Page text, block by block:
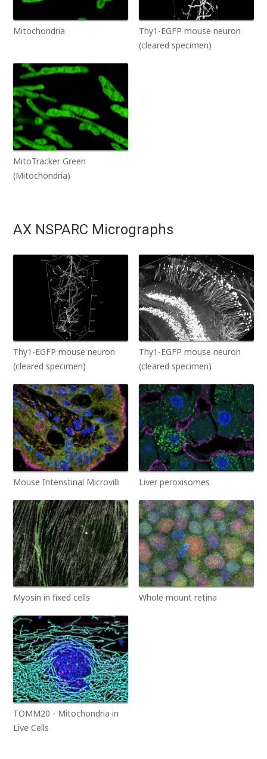
Mitochondria
Thy1-EGFP mouse neuron
(cleared specimen)
MitoTracker Green
(Mitochondria)
AX NSPARC Micrographs
Thy1-EGFP mouse neuron
(cleared specimen)
Thy1-EGFP mouse neuron
(cleared specimen)
Mouse Intenstinal Microvilli Liver peroxisomes
Myosin in fixed cells Whole mount retina
TOMM20 - Mitochondria in
Live Cells